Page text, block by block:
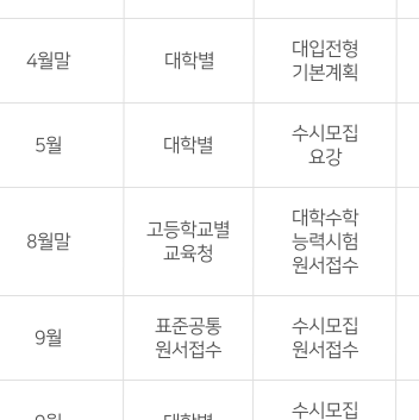
4월말 대학별
대입전형
기본계획
5월 대학별
수시모집
요강
8월말
고등학교별
교육청
대학수학
능력시험
원서접수
9월
표준공통
원서접수
수시모집
원서접수
수시모집